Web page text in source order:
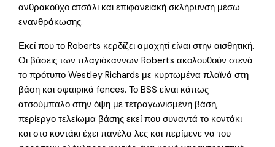
ανθρακούχο ατσάλι και επιφανειακή σκλήρυνση μέσω
ενανθράκωσης.
Εκεί που το Roberts κερδίζει αμαχητί είναι στην αισθητική.
Οι βάσεις των πλαγιόκαννων Roberts ακολουθούν στενά
το πρότυπο Westley Richards με κυρτωμένα πλαϊνά στη
βάση και σφαιρικά fences. Το BSS είναι κάπως
ατσούμπαλο στην όψη με τετραγωνισμένη βάση,
περίεργο τελείωμα βάσης εκεί που συναντά το κοντάκι
και στο κοντάκι έχει πανέλα λες και περίμενε να του